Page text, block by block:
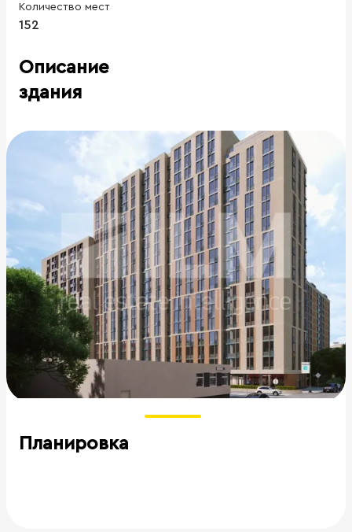
Количество мест
152
Описание
здания
Планировка